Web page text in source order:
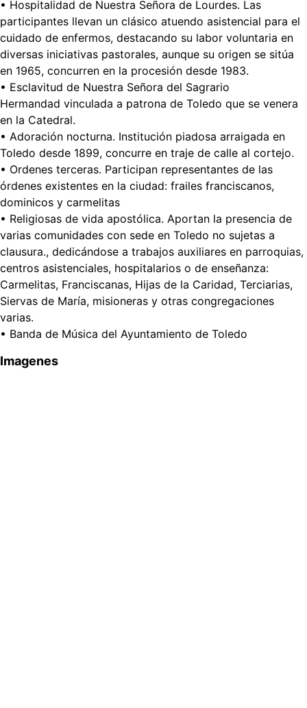
• Hospitalidad de Nuestra Señora de Lourdes. Las
participantes llevan un clásico atuendo asistencial para el
cuidado de enfermos, destacando su labor voluntaria en
diversas iniciativas pastorales, aunque su origen se sitúa
en 1965, concurren en la procesión desde 1983.
• Esclavitud de Nuestra Señora del Sagrario
Hermandad vinculada a patrona de Toledo que se venera
en la Catedral.
• Adoración nocturna. Institución piadosa arraigada en
Toledo desde 1899, concurre en traje de calle al cortejo.
• Ordenes terceras. Participan representantes de las
órdenes existentes en la ciudad: frailes franciscanos,
dominicos y carmelitas
• Religiosas de vida apostólica. Aportan la presencia de
varias comunidades con sede en Toledo no sujetas a
clausura., dedicándose a trabajos auxiliares en parroquias,
centros asistenciales, hospitalarios o de enseñanza:
Carmelitas, Franciscanas, Hijas de la Caridad, Terciarias,
Siervas de María, misioneras y otras congregaciones
varias.
• Banda de Música del Ayuntamiento de Toledo
Imagenes